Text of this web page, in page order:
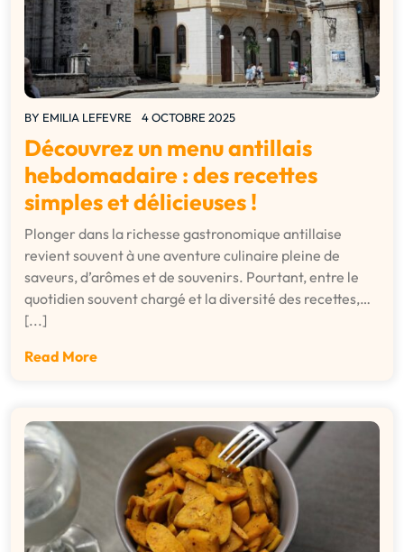
BY EMILIA LEFEVRE 4 OCTOBRE 2025
Découvrez un menu antillais
hebdomadaire : des recettes
simples et délicieuses !
Plonger dans la richesse gastronomique antillaise
revient souvent à une aventure culinaire pleine de
saveurs, d’arômes et de souvenirs. Pourtant, entre le
quotidien souvent chargé et la diversité des recettes,…
[...]
Read More